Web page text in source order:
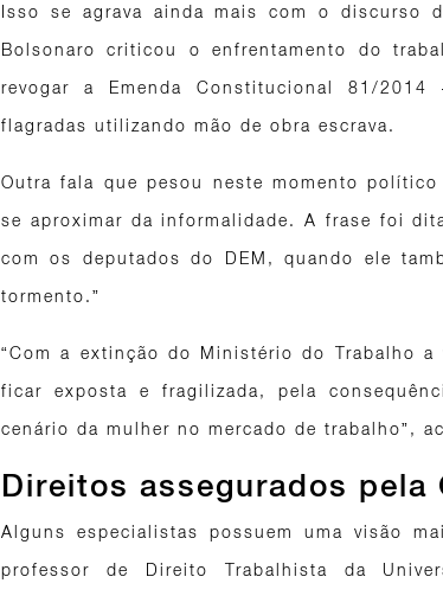
Isso se agrava ainda mais com o discurso
Bolsonaro criticou o enfrentamento do
revogar a Emenda Constitucional 81/
flagradas utilizando mão de obra escrava.
Outra fala que pesou neste momento
se aproximar da informalidade. A frase foi
com os deputados do DEM, quando ele
tormento.”
“Com a extinção do Ministério do Trabalho
ficar exposta e fragilizada, pela
cenário da mulher no mercado de trabalho”,
Direitos assegurados pela
Alguns especialistas possuem uma visão
professor de Direito Trabalhista da